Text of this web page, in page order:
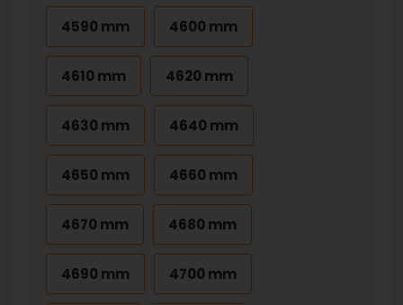
4590 mm 4600 mm
4610 mm 4620 mm
4630 mm 4640 mm
4650 mm 4660 mm
4670 mm 4680 mm
4690 mm 4700 mm